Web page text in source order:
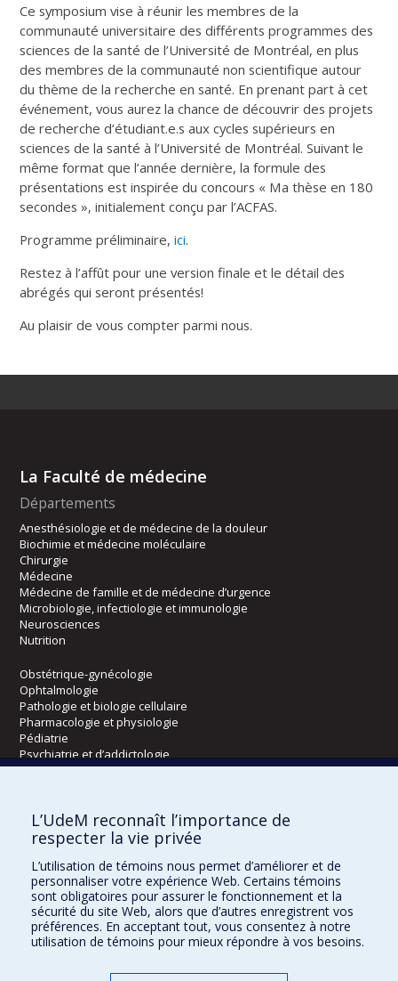
Ce symposium vise à réunir les membres de la
communauté universitaire des différents programmes des
sciences de la santé de l’Université de Montréal, en plus
des membres de la communauté non scientifique autour
du thème de la recherche en santé. En prenant part à cet
événement, vous aurez la chance de découvrir des projets
de recherche d’étudiant.e.s aux cycles supérieurs en
sciences de la santé à l’Université de Montréal. Suivant le
même format que l’année dernière, la formule des
présentations est inspirée du concours « Ma thèse en 180
secondes », initialement conçu par l’ACFAS.
Programme préliminaire,ici.
Restez à l’affût pour une version finale et le détail des
abrégés qui seront présentés!
Au plaisir de vous compter parmi nous.
La Faculté de médecine
Départements
Anesthésiologie et de médecine de la douleur
Biochimie et médecine moléculaire
Chirurgie
Médecine
Médecine de famille et de médecine d’urgence
Microbiologie, infectiologie et immunologie
Neurosciences
Nutrition
Obstétrique-gynécologie
Ophtalmologie
Pathologie et biologie cellulaire
Pharmacologie et physiologie
Pédiatrie
Psychiatrie et d’addictologie
Radiologie, radio-oncologie et médecine nucléaire
Écoles
Orthophonie et audiologie
Réadaptation
Directions
L’UdeM reconnaît l’importance de
respecter la vie privée
L’utilisation de témoins nous permet d’améliorer et de
personnaliser votre expérience Web. Certains témoins
sont obligatoires pour assurer le fonctionnement et la
sécurité du site Web, alors que d’autres enregistrent vos
préférences. En acceptant tout, vous consentez à notre
utilisation de témoins pour mieux répondre à vos besoins.